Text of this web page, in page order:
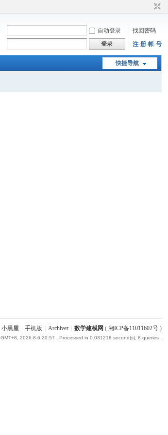
自动登录
找回密码
登录 注-册-帐-号
快捷导航
小黑屋 手机版 Archiver 数学建模网 ( 湘ICP备11011602号)
GMT+8, 2026-8-6 20:57 , Processed in 0.031218 second(s), 8 queries .